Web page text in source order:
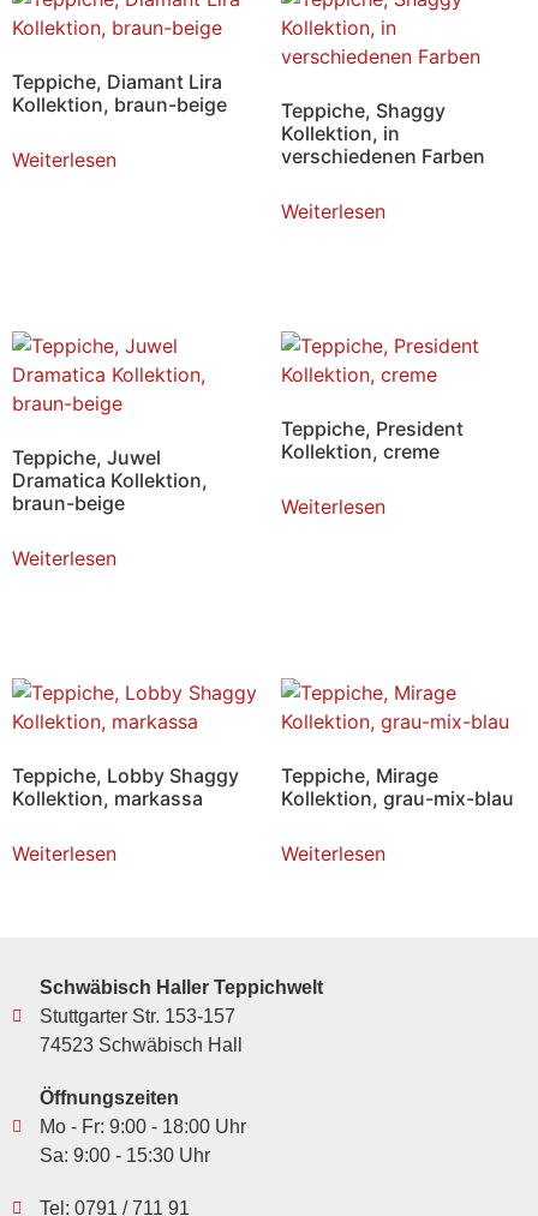
Teppiche, Diamant Lira
Kollektion, braun-beige
Weiterlesen
Teppiche, Shaggy
Kollektion, in
verschiedenen Farben
Weiterlesen
Teppiche, Juwel
Dramatica Kollektion,
braun-beige
Weiterlesen
Teppiche, President
Kollektion, creme
Weiterlesen
Teppiche, Lobby Shaggy
Kollektion, markassa
Weiterlesen
Teppiche, Mirage
Kollektion, grau-mix-blau
Weiterlesen
Schwäbisch Haller Teppichwelt
Stuttgarter Str. 153-157
74523 Schwäbisch Hall
Öffnungszeiten
Mo - Fr: 9:00 - 18:00 Uhr
Sa: 9:00 - 15:30 Uhr
Tel: 0791 / 711 91